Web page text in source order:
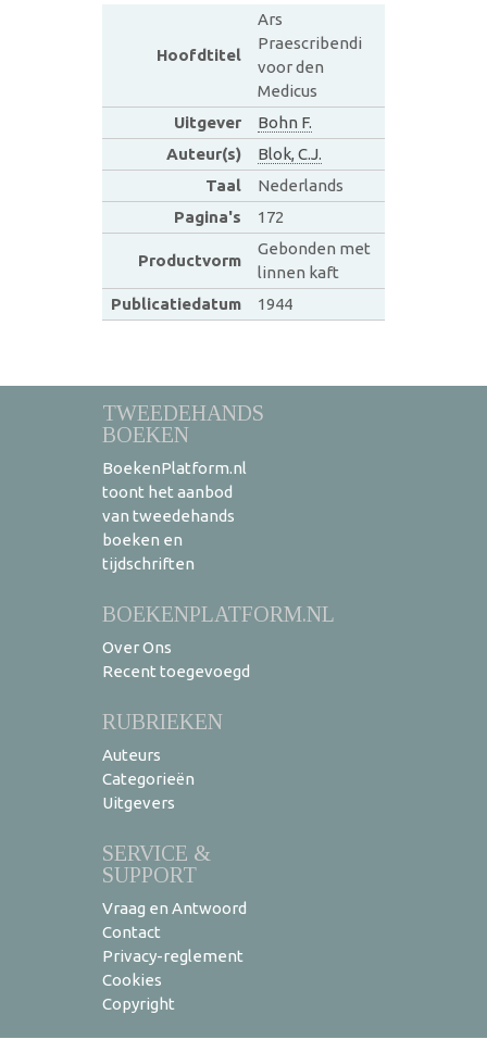
Hoofdtitel
Ars
Praescribendi
voor den
Medicus
Uitgever
Bohn F.
Auteur(s)
Blok, C.J.
Taal
Nederlands
Pagina's
172
Productvorm
Gebonden met
linnen kaft
Publicatiedatum
1944
TWEEDEHANDS
BOEKEN
BoekenPlatform.nl
toont het aanbod
van tweedehands
boeken en
tijdschriften
BOEKENPLATFORM.NL
Over Ons
Recent toegevoegd
RUBRIEKEN
Auteurs
Categorieën
Uitgevers
SERVICE &
SUPPORT
Vraag en Antwoord
Contact
Privacy-reglement
Cookies
Copyright